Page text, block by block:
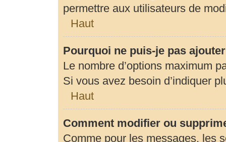
permettre aux utilisateurs de
Haut
Pourquoi ne puis-je pas
Le nombre d’options maximum
Si vous avez besoin d’indiquer
Haut
Comment modifier ou
Comme pour les messages, les